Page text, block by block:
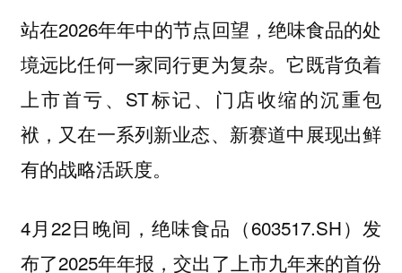
站在2026年年中的节点回望，绝味食品的处
境远比任何一家同行更为复杂。它既背负着
上市首亏、ST标记、门店收缩的沉重包
袱，又在一系列新业态、新赛道中展现出鲜
有的战略活跃度。
4月22日晚间，绝味食品（603517.SH）发
布了2025年年报，交出了上市九年来的首份